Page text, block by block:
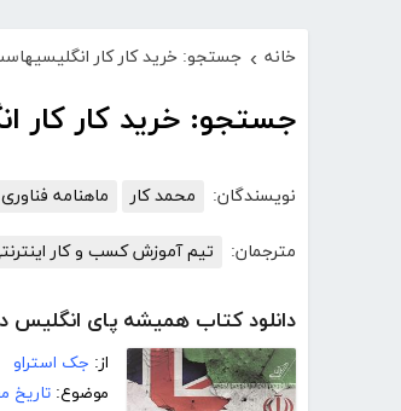
خانه › جستجو: خرید کار کار
جستجو: خرید کار کار
نویسندگان: محمد کار ماهنامه
مترجمان: تیم آموزش کسب و کار
دانلود کتاب همیشه پای انگلیس
از: جک استراو
موضوع: تاریخ